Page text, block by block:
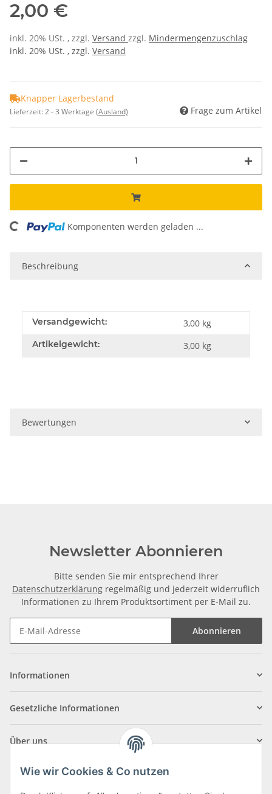
2,00 €
inkl. 20% USt. , zzgl. Versand zzgl. Mindermengenzuschlag
inkl. 20% USt. , zzgl. Versand
Knapper Lagerbestand
Lieferzeit:2 - 3 Werktage (Ausland) Frage zum Artikel
Loading... Komponenten werden geladen ...
Beschreibung
Versandgewicht: 3,00 kg
Artikelgewicht: 3,00 kg
Bewertungen
Newsletter Abonnieren
Bitte senden Sie mir entsprechend Ihrer
Datenschutzerklärung regelmäßig und jederzeit widerruflich
Informationen zu Ihrem Produktsortiment per E-Mail zu.
Abonnieren
Informationen
Gesetzliche Informationen
Über uns
Wie wir Cookies & Co nutzen